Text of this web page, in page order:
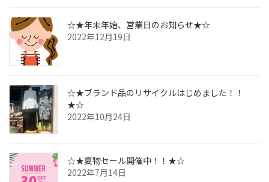
☆★年末年始、営業日のお知らせ★☆
2022年12月19日
☆★ブランド品のリサイクルはじめました！！
★☆
2022年10月24日
☆★夏物セール開催中！！★☆
2022年7月14日